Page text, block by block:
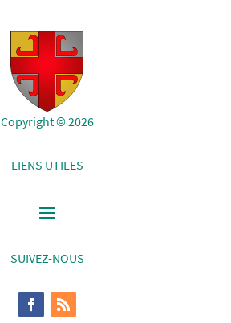
Copyright © 2026
LIENS UTILES
SUIVEZ-NOUS